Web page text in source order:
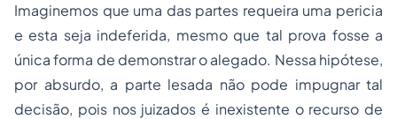
Imaginemos que uma das partes requeira uma pericia
e esta seja indeferida, mesmo que tal prova fosse a
única forma de demonstrar o alegado. Nessa hipótese,
por absurdo, a parte lesada não pode impugnar tal
decisão, pois nos juizados é inexistente o recurso de